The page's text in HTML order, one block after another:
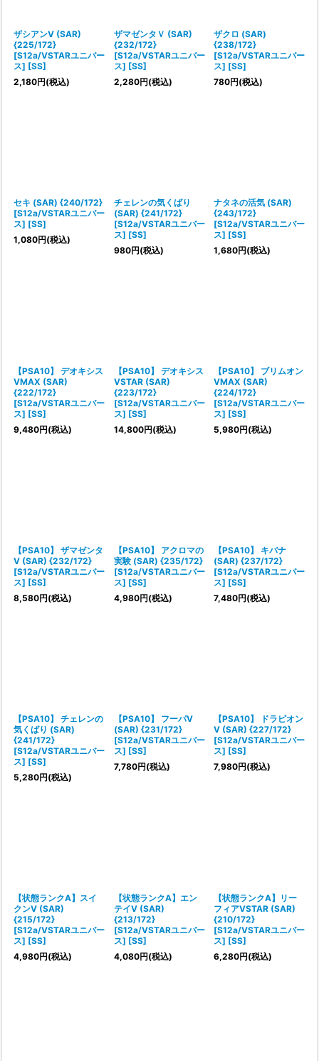
ザシアンV (SAR)
{225/172}
[S12a/VSTARユニバー
ス] [SS]
2,180円(税込)
ザマゼンタＶ (SAR)
{232/172}
[S12a/VSTARユニバー
ス] [SS]
2,280円(税込)
ザクロ (SAR)
{238/172}
[S12a/VSTARユニバー
ス] [SS]
780円(税込)
セキ (SAR) {240/172}
[S12a/VSTARユニバー
ス] [SS]
1,080円(税込)
チェレンの気くばり
(SAR) {241/172}
[S12a/VSTARユニバー
ス] [SS]
980円(税込)
ナタネの活気 (SAR)
{243/172}
[S12a/VSTARユニバー
ス] [SS]
1,680円(税込)
【PSA10】 デオキシス
VMAX (SAR)
{222/172}
[S12a/VSTARユニバー
ス] [SS]
9,480円(税込)
【PSA10】 デオキシス
VSTAR (SAR)
{223/172}
[S12a/VSTARユニバー
ス] [SS]
14,800円(税込)
【PSA10】 ブリムオン
VMAX (SAR)
{224/172}
[S12a/VSTARユニバー
ス] [SS]
5,980円(税込)
【PSA10】 ザマゼンタ
V (SAR) {232/172}
[S12a/VSTARユニバー
ス] [SS]
8,580円(税込)
【PSA10】 アクロマの
実験 (SAR) {235/172}
[S12a/VSTARユニバー
ス] [SS]
4,980円(税込)
【PSA10】 キバナ
(SAR) {237/172}
[S12a/VSTARユニバー
ス] [SS]
7,480円(税込)
【PSA10】 チェレンの
気くばり (SAR)
{241/172}
[S12a/VSTARユニバー
ス] [SS]
5,280円(税込)
【PSA10】 フーパV
(SAR) {231/172}
[S12a/VSTARユニバー
ス] [SS]
7,780円(税込)
【PSA10】 ドラピオン
V (SAR) {227/172}
[S12a/VSTARユニバー
ス] [SS]
7,980円(税込)
【状態ランクA】スイ
クンV (SAR)
{215/172}
[S12a/VSTARユニバー
ス] [SS]
4,980円(税込)
【状態ランクA】エン
テイV (SAR)
{213/172}
[S12a/VSTARユニバー
ス] [SS]
4,080円(税込)
【状態ランクA】リー
フィアVSTAR (SAR)
{210/172}
[S12a/VSTARユニバー
ス] [SS]
6,280円(税込)